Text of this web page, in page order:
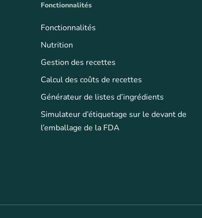
Fonctionnalités
Fonctionnalités
Nutrition
Gestion des recettes
Calcul des coûts de recettes
Générateur de listes d’ingrédients
Simulateur d’étiquetage sur le devant de
l’emballage de la FDA